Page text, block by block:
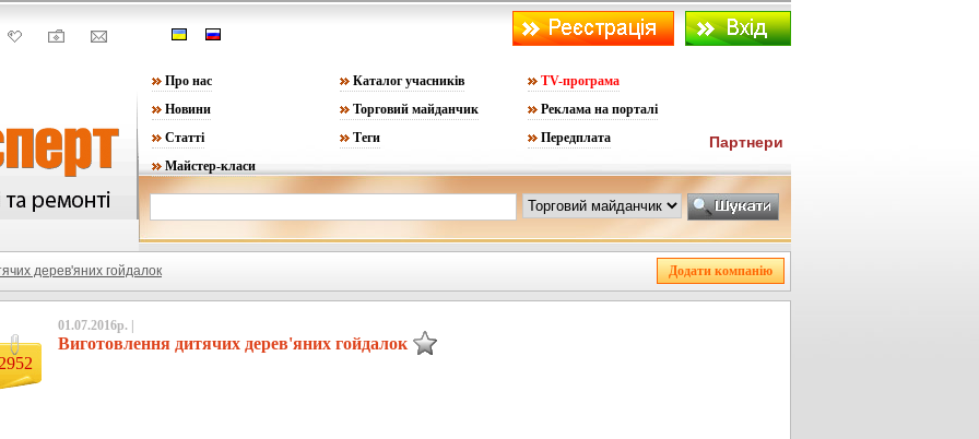
Про нас Каталог учасників
TV-програма
Новини
Торговий майданчик
Реклама на порталі
Статті
Теги
Передплата
Майстер-класи
Партнери
дерев'яних гойдалок
2952
01.07.2016р. |
Виготовлення дитячих дерев'яних гойдалок